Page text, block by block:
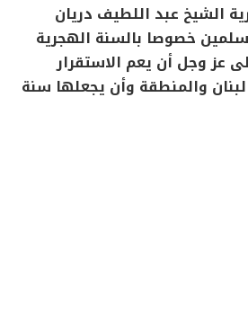
الشيخ عبد اللطيف دريان
خصوصا بالسنة الهجرية
عز وجل أن يعم الاستقرار
والمنطقة وأن يجعلها سنة